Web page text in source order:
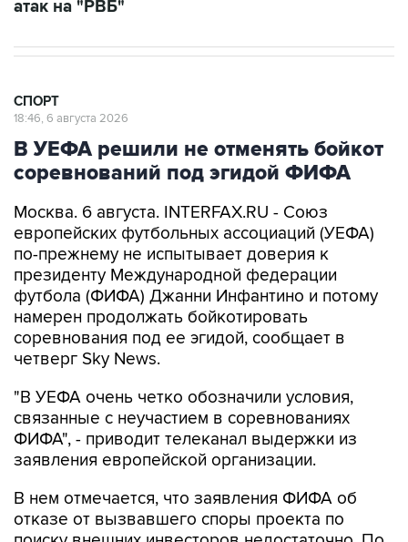
В УЕФА решили не отменять бойкот
соревнований под эгидой ФИФА
Москва. 6 августа. INTERFAX.RU - Союз
по-прежнему не испытывает доверия к
президенту Международной федерации
футбола (ФИФА) Джанни Инфантино и потому
намерен продолжать бойкотировать
соревнования под ее эгидой, сообщает в
четверг Sky News.
"В УЕФА очень четко обозначили условия,
ФИФА", - приводит телеканал выдержки из
заявления европейской организации.
В нем отмечается, что заявления ФИФА об
поиску внешних инвесторов недостаточно. По
мнению европейских футбольных федераций,